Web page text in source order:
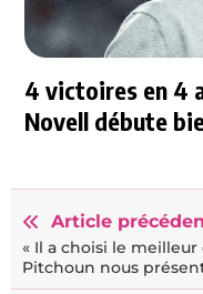
4 victoires en 4
Novell débute
Article
« Il a choisi le
Pitchoun nous